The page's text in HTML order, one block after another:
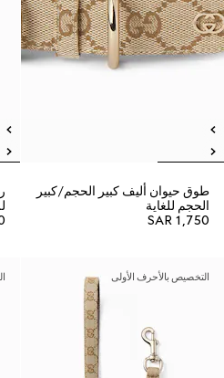
طوق حيوان أليف كبير الحجم/كبير
الحجم للغاية
SAR 1,750
التخصيص بالأحرف الأولى